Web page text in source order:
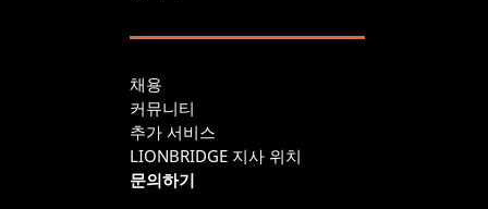
채용
커뮤니티
추가 서비스
LIONBRIDGE 지사 위치
문의하기